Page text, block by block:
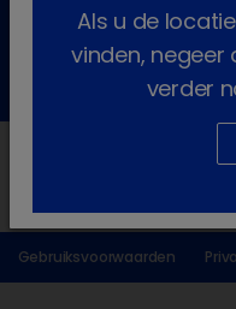
Contactformulier
of bel: +32 14 44 36 70
Gebruiksvoorwaarden
Als u de
vinden, negeer
verder